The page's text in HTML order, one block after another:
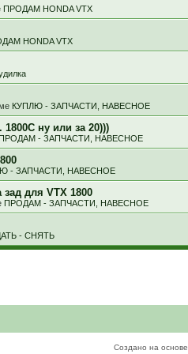
ПРОДАМ HONDA VTX
HONDA VTX
КУПЛЮ - ЗАПЧАСТИ, НАВЕСНОЕ
ну или за 20)))
- ЗАПЧАСТИ, НАВЕСНОЕ
- ЗАПЧАСТИ, НАВЕСНОЕ
для VTX 1800
ПРОДАМ - ЗАПЧАСТИ, НАВЕСНОЕ
- СНЯТЬ
Создано на основе